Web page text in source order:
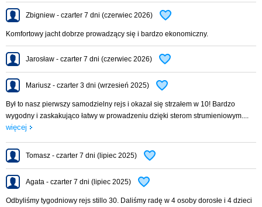
Zbigniew - czarter 7 dni (czerwiec 2026)
Komfortowy jacht dobrze prowadzący się i bardzo ekonomiczny.
Jarosław - czarter 7 dni (czerwiec 2026)
Mariusz - czarter 3 dni (wrzesień 2025)
Był to nasz pierwszy samodzielny rejs i okazał się strzałem w 10! Bardzo
wygodny i zaskakująco łatwy w prowadzeniu dzięki sterom strumieniowym....
więcej
Tomasz - czarter 7 dni (lipiec 2025)
Agata - czarter 7 dni (lipiec 2025)
Odbyliśmy tygodniowy rejs stillo 30. Daliśmy radę w 4 osoby dorosłe i 4 dzieci